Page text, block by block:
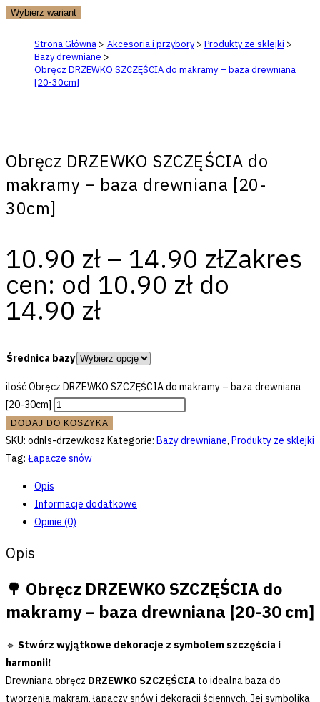
Wybierz wariant
Strona Główna > Akcesoria i przybory > Produkty ze sklejki >
Bazy drewniane >
Obręcz DRZEWKO SZCZĘŚCIA do makramy – baza drewniana
[20-30cm]
Obręcz DRZEWKO SZCZĘŚCIA do
makramy – baza drewniana [20-
30cm]
10.90 zł – 14.90 złZakres
cen: od 10.90 zł do
14.90 zł
Średnica bazy
ilość Obręcz DRZEWKO SZCZĘŚCIA do makramy – baza drewniana
[20-30cm]
DODAJ DO KOSZYKA
SKU: odnls-drzewkosz Kategorie: Bazy drewniane, Produkty ze sklejki
Tag: Łapacze snów
Opis
Informacje dodatkowe
Opinie (0)
Opis
🌳 Obręcz DRZEWKO SZCZĘŚCIA do
makramy – baza drewniana [20-30 cm]
🔹 Stwórz wyjątkowe dekoracje z symbolem szczęścia i
harmonii!
Drewniana obręcz DRZEWKO SZCZĘŚCIA to idealna baza do
tworzenia makram, łapaczy snów i dekoracji ściennych. Jej symbolika